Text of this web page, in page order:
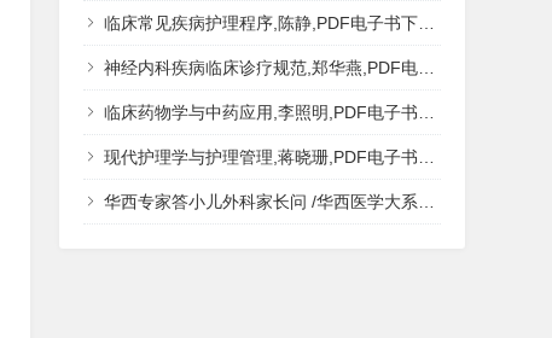
临床常见疾病护理程序,陈静,PDF电子书下载,185MB,网盘资源
神经内科疾病临床诊疗规范,郑华燕,PDF电子书下载,188MB,网盘资源
临床药物学与中药应用,李照明,PDF电子书下载,202MB,网盘资源
现代护理学与护理管理,蒋晓珊,PDF电子书下载,223MB,网盘资源
华西专家答小儿外科家长问 /华西医学大系?医学科普,PDF电子书网盘下载